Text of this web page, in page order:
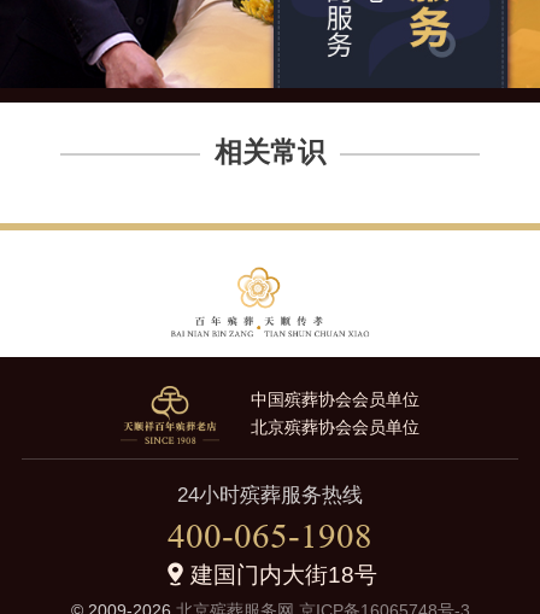
相关常识
中国殡葬协会会员单位
北京殡葬协会会员单位
24小时殡葬服务热线
400-065-1908
建国门内大街18号